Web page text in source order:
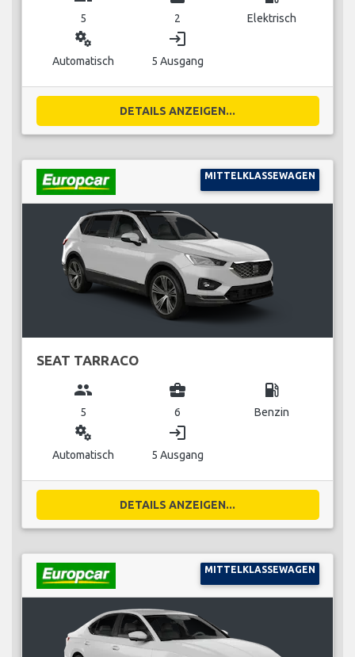
5 2 Elektrisch
miscellaneous_services
Automatisch
login
5 Ausgang
DETAILS ANZEIGEN...
MITTELKLASSEWAGEN
SEAT TARRACO
group
5
business_center
6
local_gas_station
Benzin
miscellaneous_services
Automatisch
login
5 Ausgang
DETAILS ANZEIGEN...
MITTELKLASSEWAGEN